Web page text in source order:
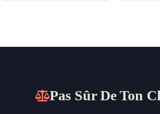
Pas Sûr De Ton